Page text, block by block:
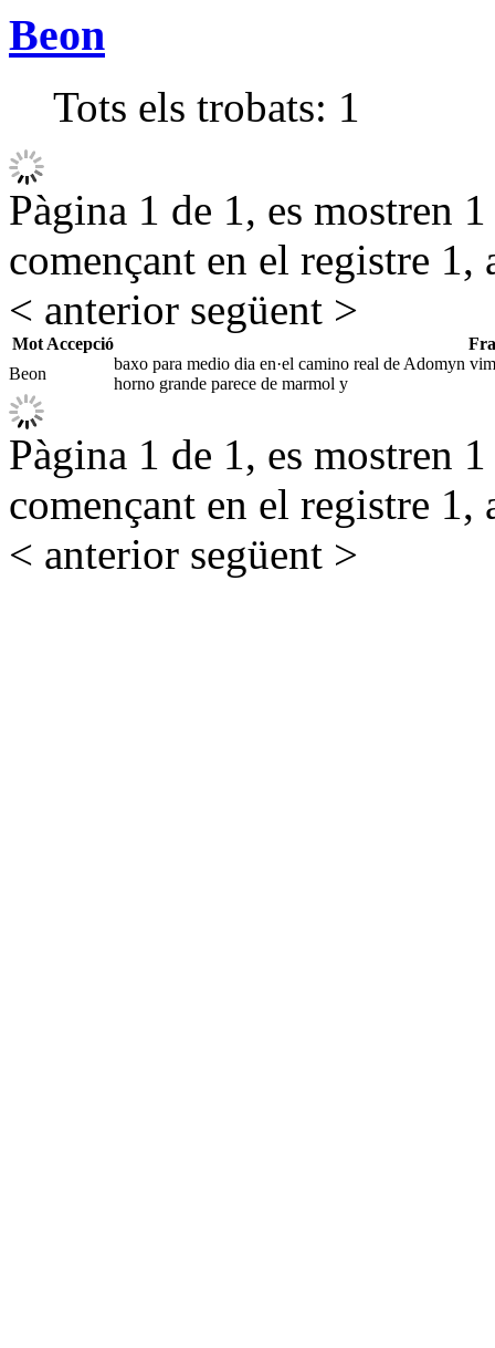
Beon
Tots els trobats: 1
Pàgina 1 de 1, es mostren
començant en el registre 1,
< anterior següent >
Mot Accepció
Beon
baxo para medio dia en·el camino real de Adomyn
horno grande parece de marmol y
Pàgina 1 de 1, es mostren
començant en el registre 1,
< anterior següent >